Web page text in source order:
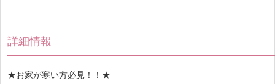
詳細情報
★お家が寒い方必見！！★